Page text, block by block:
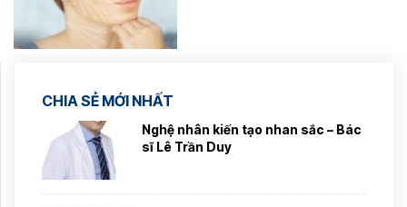
CHIA SẺ MỚI NHẤT
Nghệ nhân kiến tạo nhan sắc – Bác
sĩ Lê Trần Duy